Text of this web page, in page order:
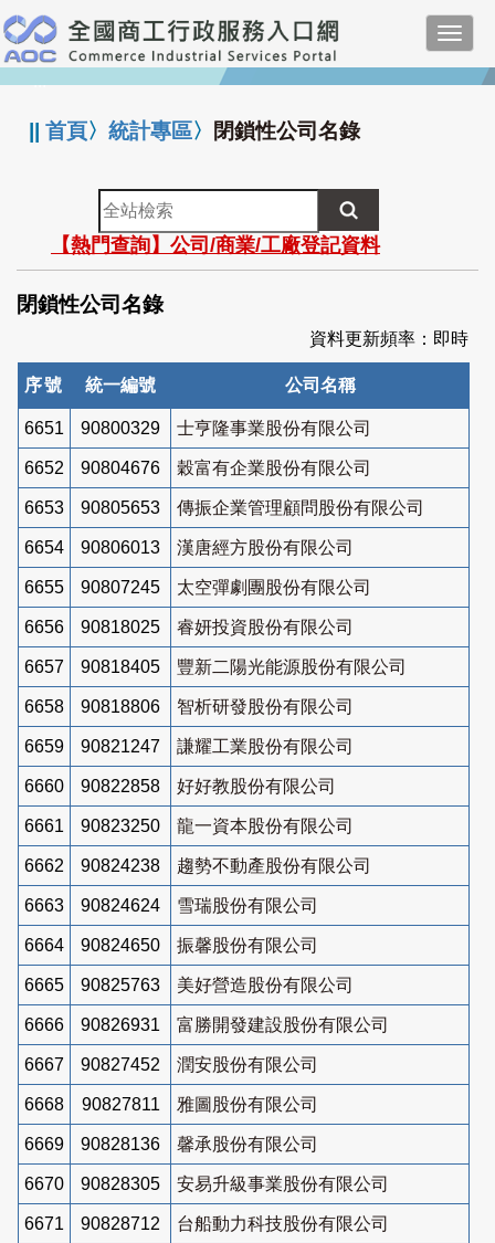
跳
到
主
要
:::
||首頁〉統計專區〉 閉鎖性公司名錄
全
站
檢
索
【熱門查詢】公司/商業/工廠登記資料
閉鎖性公司名錄
資料更新頻率：即時
序號 統一編號 公司名稱
6651 90800329 士亨隆事業股份有限公司
6652 90804676 穀富有企業股份有限公司
6653 90805653 傳振企業管理顧問股份有限公司
6654 90806013 漢唐經方股份有限公司
6655 90807245 太空彈劇團股份有限公司
6656 90818025 睿妍投資股份有限公司
6657 90818405 豐新二陽光能源股份有限公司
6658 90818806 智析研發股份有限公司
6659 90821247 謙耀工業股份有限公司
6660 90822858 好好教股份有限公司
6661 90823250 龍一資本股份有限公司
6662 90824238 趨勢不動產股份有限公司
6663 90824624 雪瑞股份有限公司
6664 90824650 振馨股份有限公司
6665 90825763 美好營造股份有限公司
6666 90826931 富勝開發建設股份有限公司
6667 90827452 潤安股份有限公司
6668 90827811 雅圖股份有限公司
6669 90828136 馨承股份有限公司
6670 90828305 安易升級事業股份有限公司
6671 90828712 台船動力科技股份有限公司